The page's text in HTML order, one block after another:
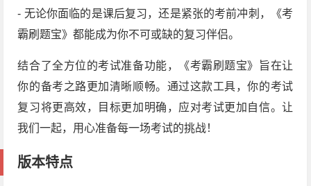
- 无论你面临的是课后复习，还是紧张的考前冲刺，《考
霸刷题宝》都能成为你不可或缺的复习伴侣。
结合了全方位的考试准备功能，《考霸刷题宝》旨在让
你的备考之路更加清晰顺畅。通过这款工具，你的考试
复习将更高效，目标更加明确，应对考试更加自信。让
我们一起，用心准备每一场考试的挑战！
版本特点